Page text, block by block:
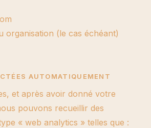
organisation (le cas échéant)
AUTOMATIQUEMENT
et après avoir donné votre
pouvons recueillir des
« web analytics » telles que :